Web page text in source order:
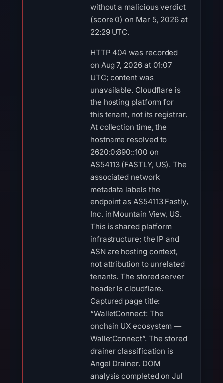
without a malicious verdict
(score 0) on Mar 5, 2026 at
22:29 UTC.
HTTP 404 was recorded
on Aug 7, 2026 at 01:07
UTC; content was
unavailable. Cloudflare is
the hosting platform for
this tenant, not its registrar.
At collection time, the
hostname resolved to
2620:0:890::100 on
AS54113 (FASTLY, US). The
associated network
metadata labels the
endpoint as AS54113 Fastly,
Inc. in Mountain View, US.
This is shared platform
infrastructure; the IP and
ASN are hosting context,
not attribution to unrelated
tenants. The stored server
header is cloudflare.
Captured page title:
“WalletConnect: The
onchain UX ecosystem —
WalletConnect”. The stored
drainer classification is
Angel Drainer. DOM
analysis completed on Jul